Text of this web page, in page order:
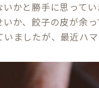
かと勝手に思って
か、餃子の皮が余
ましたが、最近ハ